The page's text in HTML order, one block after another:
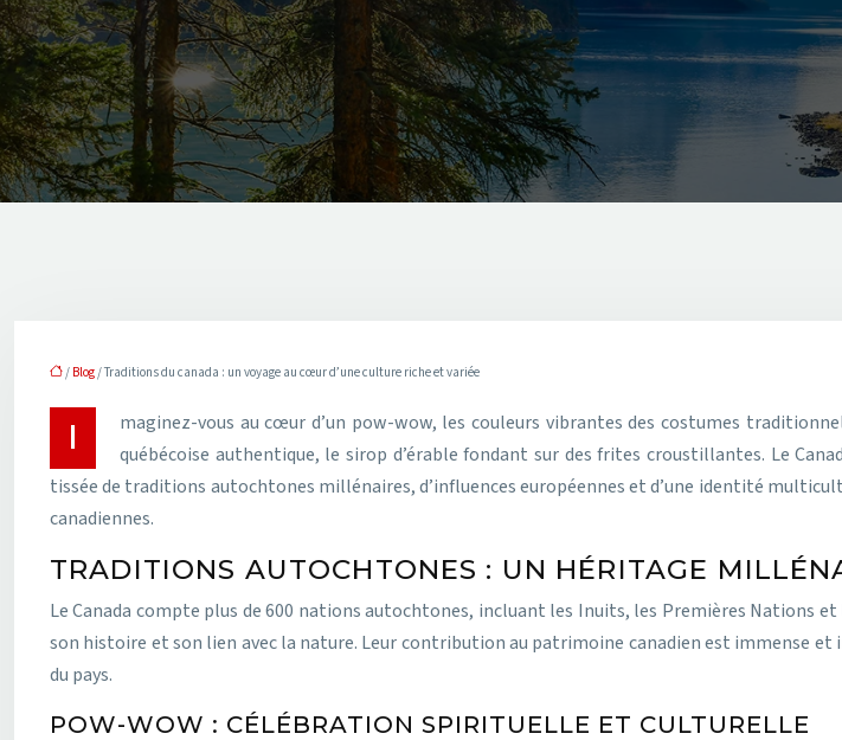
/ Blog / Traditions du canada : un voyage au cœur d’une culture riche et variée
Imaginez-vous au cœur d’un pow-wow, les couleurs vibrantes des costumes traditionnels se mêlant aux rythmes puissants des tambours. Ou encore, savourant une poutine
québécoise authentique, le sirop d’érable fondant sur des frites croustillantes. Le
tissée de traditions autochtones millénaires, d’influences européennes et d’une identité
canadiennes.
TRADITIONS AUTOCHTONES : UN HÉRITAGE
Le Canada compte plus de 600 nations autochtones, incluant les Inuits, les Premières Nations
son histoire et son lien avec la nature. Leur contribution au patrimoine canadien est immense
du pays.
POW-WOW : CÉLÉBRATION SPIRITUELLE ET CULTURELLE